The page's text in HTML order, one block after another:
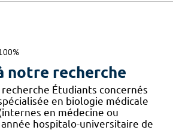
notre recherche
Étudiants concernés
en biologie médicale
en médecine ou
hospitalo-universitaire de